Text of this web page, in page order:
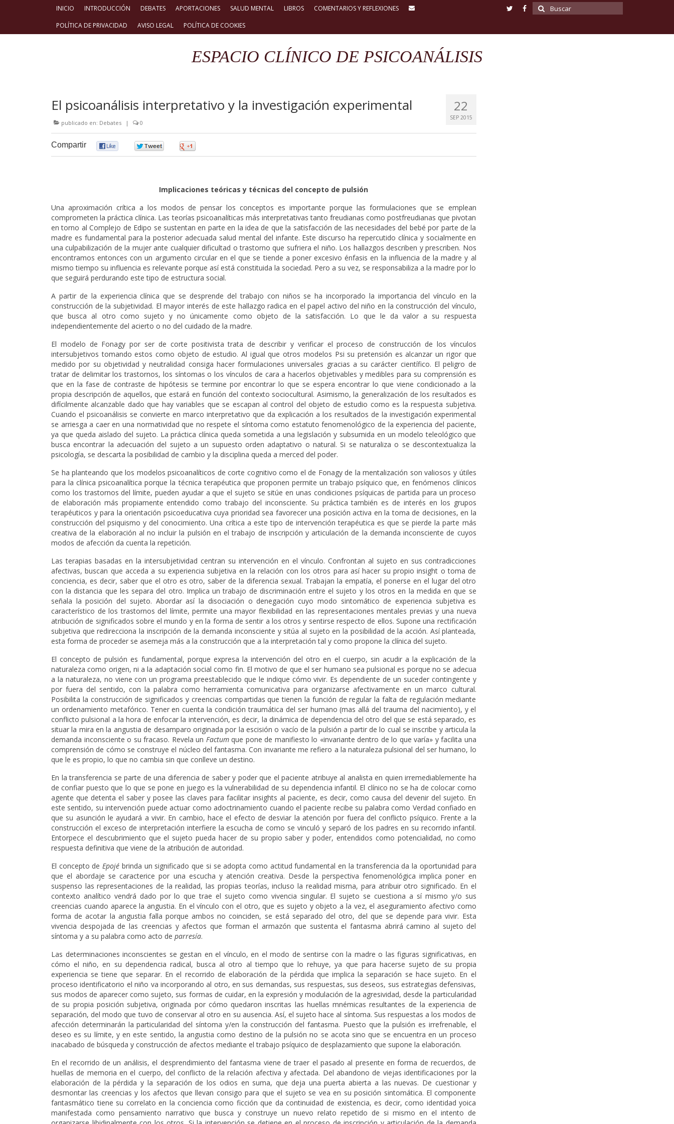
INICIO INTRODUCCIÓN DEBATES APORTACIONES SALUD MENTAL LIBROS
COMENTARIOS Y REFLEXIONES
POLÍTICA DE PRIVACIDAD
AVISO LEGAL POLÍTICA DE COOKIES
Buscar
por:
ESPACIO CLÍNICO DE PSICOANÁLISIS
22
SEP 2015
El psicoanálisis interpretativo y la investigación experimental
publicado en: Debates | 0
Compartir
Implicaciones teóricas y técnicas del concepto de pulsión
Una aproximación crítica a los modos de pensar los conceptos es importante porque las formulaciones que se emplean
comprometen la práctica clínica. Las teorías psicoanalíticas más interpretativas tanto freudianas como postfreudianas que pivotan
en torno al Complejo de Edipo se sustentan en parte en la idea de que la satisfacción de las necesidades del bebé por parte de la
madre es fundamental para la posterior adecuada salud mental del infante. Este discurso ha repercutido clínica y socialmente en
una culpabilización de la mujer ante cualquier dificultad o trastorno que sufriera el niño. Los hallazgos describen y prescriben. Nos
encontramos entonces con un argumento circular en el que se tiende a poner excesivo énfasis en la influencia de la madre y al
mismo tiempo su influencia es relevante porque así está constituida la sociedad. Pero a su vez, se responsabiliza a la madre por lo
que seguirá perdurando este tipo de estructura social.
A partir de la experiencia clínica que se desprende del trabajo con niños se ha incorporado la importancia del vínculo en la
construcción de la subjetividad. El mayor interés de este hallazgo radica en el papel activo del niño en la construcción del vínculo,
que busca al otro como sujeto y no únicamente como objeto de la satisfacción. Lo que le da valor a su respuesta
independientemente del acierto o no del cuidado de la madre.
El modelo de Fonagy por ser de corte positivista trata de describir y verificar el proceso de construcción de los vínculos
intersubjetivos tomando estos como objeto de estudio. Al igual que otros modelos Psi su pretensión es alcanzar un rigor que
medido por su objetividad y neutralidad consiga hacer formulaciones universales gracias a su carácter científico. El peligro de
tratar de delimitar los trastornos, los síntomas o los vínculos de cara a hacerlos objetivables y medibles para su comprensión es
que en la fase de contraste de hipótesis se termine por encontrar lo que se espera encontrar lo que viene condicionado a la
propia descripción de aquellos, que estará en función del contexto sociocultural. Asimismo, la generalización de los resultados es
difícilmente alcanzable dado que hay variables que se escapan al control del objeto de estudio como es la respuesta subjetiva.
Cuando el psicoanálisis se convierte en marco interpretativo que da explicación a los resultados de la investigación experimental
se arriesga a caer en una normatividad que no respete el síntoma como estatuto fenomenológico de la experiencia del paciente,
ya que queda aislado del sujeto. La práctica clínica queda sometida a una legislación y subsumida en un modelo teleológico que
busca encontrar la adecuación del sujeto a un supuesto orden adaptativo o natural. Si se naturaliza o se descontextualiza la
psicología, se descarta la posibilidad de cambio y la disciplina queda a merced del poder.
Se ha planteando que los modelos psicoanalíticos de corte cognitivo como el de Fonagy de la mentalización son valiosos y útiles
para la clínica psicoanalítica porque la técnica terapéutica que proponen permite un trabajo psíquico que, en fenómenos clínicos
como los trastornos del límite, pueden ayudar a que el sujeto se sitúe en unas condiciones psíquicas de partida para un proceso
de elaboración más propiamente entendido como trabajo del inconsciente. Su práctica también es de interés en los grupos
terapéuticos y para la orientación psicoeducativa cuya prioridad sea favorecer una posición activa en la toma de decisiones, en la
construcción del psiquismo y del conocimiento. Una crítica a este tipo de intervención terapéutica es que se pierde la parte más
creativa de la elaboración al no incluir la pulsión en el trabajo de inscripción y articulación de la demanda inconsciente de cuyos
modos de afección da cuenta la repetición.
Las terapias basadas en la intersubjetividad centran su intervención en el vínculo. Confrontan al sujeto en sus contradicciones
afectivas, buscan que acceda a su experiencia subjetiva en la relación con los otros para así hacer su propio insight o toma de
conciencia, es decir, saber que el otro es otro, saber de la diferencia sexual. Trabajan la empatía, el ponerse en el lugar del otro
con la distancia que les separa del otro. Implica un trabajo de discriminación entre el sujeto y los otros en la medida en que se
señala la posición del sujeto. Abordar así la disociación o denegación cuyo modo sintomático de experiencia subjetiva es
característico de los trastornos del límite, permite una mayor flexibilidad en las representaciones mentales previas y una nueva
atribución de significados sobre el mundo y en la forma de sentir a los otros y sentirse respecto de ellos. Supone una rectificación
subjetiva que redirecciona la inscripción de la demanda inconsciente y sitúa al sujeto en la posibilidad de la acción. Así planteada,
esta forma de proceder se asemeja más a la construcción que a la interpretación tal y como propone la clínica del sujeto.
El concepto de pulsión es fundamental, porque expresa la intervención del otro en el cuerpo, sin acudir a la explicación de la
naturaleza como origen, ni a la adaptación social como fin. El motivo de que el ser humano sea pulsional es porque no se adecua
a la naturaleza, no viene con un programa preestablecido que le indique cómo vivir. Es dependiente de un suceder contingente y
por fuera del sentido, con la palabra como herramienta comunicativa para organizarse afectivamente en un marco cultural.
Posibilita la construcción de significados y creencias compartidas que tienen la función de regular la falta de regulación mediante
un ordenamiento metafórico. Tener en cuenta la condición traumática del ser humano (mas allá del trauma del nacimiento), y el
conflicto pulsional a la hora de enfocar la intervención, es decir, la dinámica de dependencia del otro del que se está separado, es
situar la mira en la angustia de desamparo originada por la escisión o vacío de la pulsión a partir de lo cual se inscribe y articula la
demanda inconsciente o su fracaso. Revela un Factumque pone de manifiesto lo «invariante dentro de lo que varía» y facilita una
comprensión de cómo se construye el núcleo del fantasma. Con invariante me refiero a la naturaleza pulsional del ser humano, lo
que le es propio, lo que no cambia sin que conlleve un destino.
En la transferencia se parte de una diferencia de saber y poder que el paciente atribuye al analista en quien irremediablemente ha
de confiar puesto que lo que se pone en juego es la vulnerabilidad de su dependencia infantil. El clínico no se ha de colocar como
agente que detenta el saber y posee las claves para facilitar insights al paciente, es decir, como causa del devenir del sujeto. En
este sentido, su intervención puede actuar como adoctrinamiento cuando el paciente recibe su palabra como Verdad confiado en
que su asunción le ayudará a vivir. En cambio, hace el efecto de desviar la atención por fuera del conflicto psíquico. Frente a la
construcción el exceso de interpretación interfiere la escucha de como se vinculó y separó de los padres en su recorrido infantil.
Entorpece el descubrimiento que el sujeto pueda hacer de su propio saber y poder, entendidos como potencialidad, no como
respuesta definitiva que viene de la atribución de autoridad.
El concepto deEpojé brinda un significado que si se adopta como actitud fundamental en la transferencia da la oportunidad para
que el abordaje se caracterice por una escucha y atención creativa. Desde la perspectiva fenomenológica implica poner en
suspenso las representaciones de la realidad, las propias teorías, incluso la realidad misma, para atribuir otro significado. En el
contexto analítico vendrá dado por lo que trae el sujeto como vivencia singular. El sujeto se cuestiona a sí mismo y/o sus
creencias cuando aparece la angustia. En el vínculo con el otro, que es sujeto y objeto a la vez, el aseguramiento afectivo como
forma de acotar la angustia falla porque ambos no coinciden, se está separado del otro, del que se depende para vivir. Esta
vivencia despojada de las creencias y afectos que forman el armazón que sustenta el fantasma abrirá camino al sujeto del
síntoma y a su palabra como acto de parresía.
Las determinaciones inconscientes se gestan en el vínculo, en el modo de sentirse con la madre o las figuras significativas, en
cómo el niño, en su dependencia radical, busca al otro al tiempo que lo rehuye, ya que para hacerse sujeto de su propia
experiencia se tiene que separar. En el recorrido de elaboración de la pérdida que implica la separación se hace sujeto. En el
proceso identificatorio el niño va incorporando al otro, en sus demandas, sus respuestas, sus deseos, sus estrategias defensivas,
sus modos de aparecer como sujeto, sus formas de cuidar, en la expresión y modulación de la agresividad, desde la particularidad
de su propia posición subjetiva, originada por cómo quedaron inscritas las huellas mnémicas resultantes de la experiencia de
separación, del modo que tuvo de conservar al otro en su ausencia. Así, el sujeto hace al síntoma. Sus respuestas a los modos de
afección determinarán la particularidad del síntoma y/en la construcción del fantasma. Puesto que la pulsión es irrefrenable, el
deseo es su límite, y en este sentido, la angustia como destino de la pulsión no se acota sino que se encuentra en un proceso
inacabado de búsqueda y construcción de afectos mediante el trabajo psíquico de desplazamiento que supone la elaboración.
En el recorrido de un análisis, el desprendimiento del fantasma viene de traer el pasado al presente en forma de recuerdos, de
huellas de memoria en el cuerpo, del conflicto de la relación afectiva y afectada. Del abandono de viejas identificaciones por la
elaboración de la pérdida y la separación de los odios en suma, que deja una puerta abierta a las nuevas. De cuestionar y
desmontar las creencias y los afectos que llevan consigo para que el sujeto se vea en su posición sintomática. El componente
fantasmático tiene su correlato en la conciencia como ficción que da continuidad de existencia, es decir, como identidad yoica
manifestada como pensamiento narrativo que busca y construye un nuevo relato repetido de si mismo en el intento de